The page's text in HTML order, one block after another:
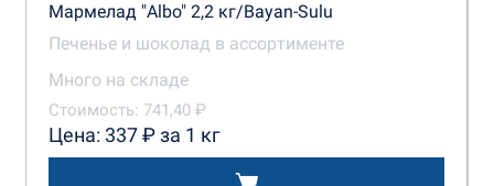
Мармелад "Albo" 2,2 кг/Bayan-Sulu
Печенье и шоколад в ассортименте
Много на складе
Стоимость: 741,40 ₽
Цена: 337 ₽ за 1 кг